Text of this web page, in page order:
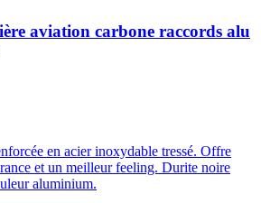
aviation carbone raccords alu
en acier inoxydable tressé. Offre
et un meilleur feeling. Durite noire
aluminium.